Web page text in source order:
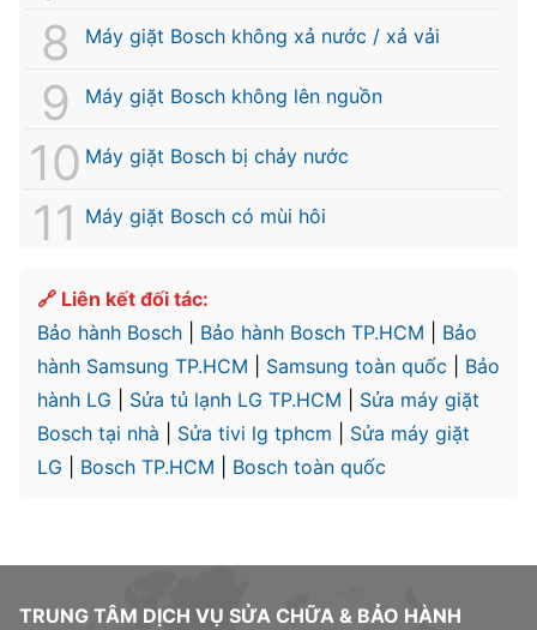
Máy giặt Bosch không xả nước / xả vải
Máy giặt Bosch không lên nguồn
Máy giặt Bosch bị chảy nước
Máy giặt Bosch có mùi hôi
🔗 Liên kết đối tác:
Bảo hành Bosch
Bảo hành Bosch TP.HCM
Bảo
hành Samsung TP.HCM
Samsung toàn quốc
Bảo
hành LG
Sửa tủ lạnh LG TP.HCM
Sửa máy giặt
Bosch tại nhà
Sửa tivi lg tphcm
Sửa máy giặt
LG
Bosch TP.HCM Bosch toàn quốc
TRUNG TÂM DỊCH VỤ SỬA CHỮA & BẢO HÀNH